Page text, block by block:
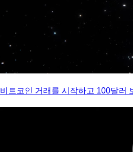
비트코인 거래를 시작하고 100달러